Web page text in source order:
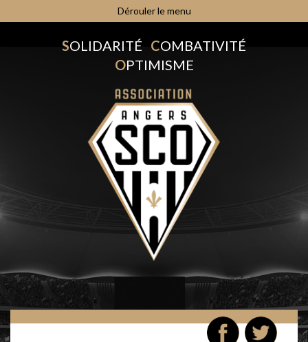
Dérouler le menu
SOLIDARITÉ COMBATIVITÉ
OPTIMISME